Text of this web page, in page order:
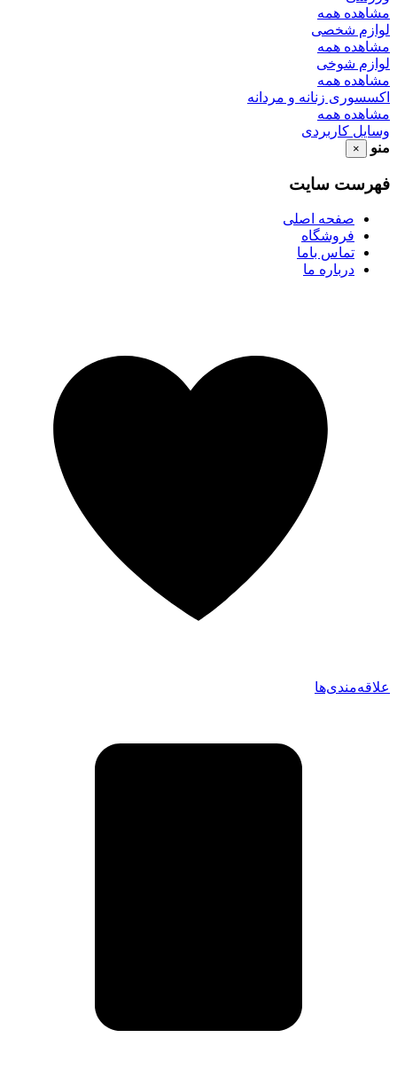
مشاهده همه
لوازم شخصی
مشاهده همه
لوازم شوخی
مشاهده همه
اکسسوری زنانه و مردانه
مشاهده همه
وسایل کاربردی
منو
×
فهرست سایت
صفحه اصلی
فروشگاه
تماس باما
درباره ما
علاقه‌مندی‌ها